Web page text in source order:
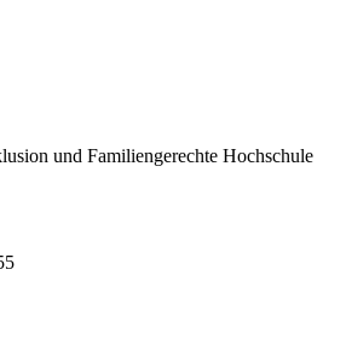
und Familiengerechte Hochschule